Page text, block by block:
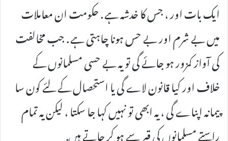
ایک بات اور ، جس کا خدشہ ہے . حکومت ان معاملات
میں بے شرم اور بے حس ہونا چاہتی ہے . جب مخالفت
کی آواز کمزور ہو جائے گی تو یہ بے حسی مسلمانوں کے
خلاف اور کیا قانون لاے گی یا استحصال کے لئے کون سا
پیمانہ اپناے گی ، یہ ابھی تو نہیں کہا جا سکتا ، لیکن یہ تمام
راستے مسلمانوں کی قبر سے ہو کر جاتے ہیں.